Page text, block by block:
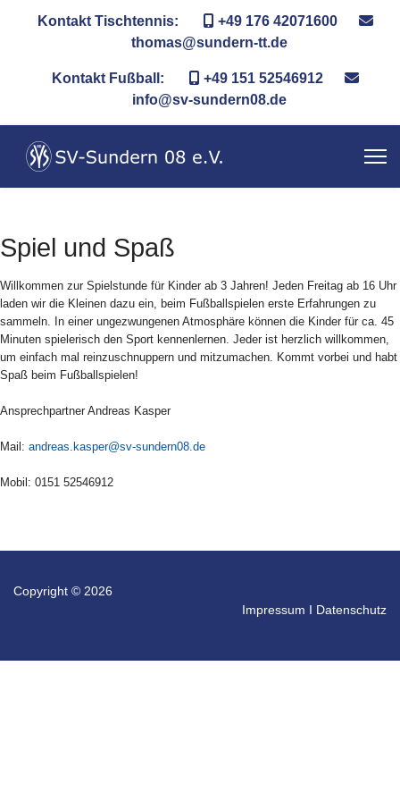
Kontakt Tischtennis:
+49 176 42071600
thomas@sundern-tt.de
Kontakt Fußball:
+49 151 52546912
info@sv-sundern08.de
Spiel und Spaß
Willkommen zur Spielstunde für Kinder ab 3 Jahren! Jeden Freitag ab 16 Uhr
laden wir die Kleinen dazu ein, beim Fußballspielen erste Erfahrungen zu
sammeln. In einer ungezwungenen Atmosphäre können die Kinder für ca. 45
Minuten spielerisch den Sport kennenlernen. Jeder ist herzlich willkommen,
um einfach mal reinzuschnuppern und mitzumachen. Kommt vorbei und habt
Spaß beim Fußballspielen!
Ansprechpartner Andreas Kasper
Mail: andreas.kasper@sv-sundern08.de
Mobil: 0151 52546912
Copyright © 2026
Impressum I Datenschutz